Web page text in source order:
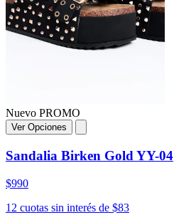
Nuevo PROMO
Ver Opciones
Sandalia Birken Gold YY-04
$990
12 cuotas sin interés de $83